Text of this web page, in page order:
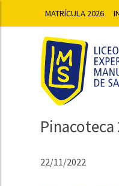
MATRÍCULA 2026
22/11/2022